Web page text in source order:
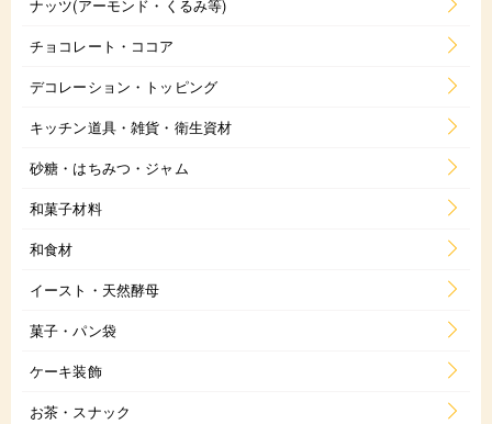
ナッツ(アーモンド・くるみ等)
チョコレート・ココア
デコレーション・トッピング
キッチン道具・雑貨・衛生資材
砂糖・はちみつ・ジャム
和菓子材料
和食材
イースト・天然酵母
菓子・パン袋
ケーキ装飾
お茶・スナック